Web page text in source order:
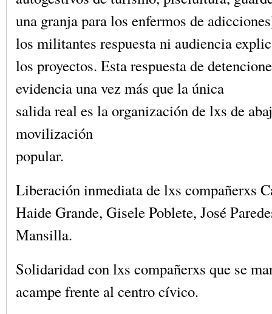
una granja para los enfermos de
los militantes respuesta ni audiencia
los proyectos. Esta respuesta de
evidencia una vez más que la única
salida real es la organización de lxs de
movilización
popular.
Liberación inmediata de lxs compañerxs
Haide Grande, Gisele Poblete, José
Mansilla.
Solidaridad con lxs compañerxs que se
acampe frente al centro cívico.